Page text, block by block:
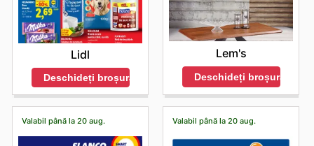
Lidl
Deschideți broșura
Lem's
Deschideți broșura
Valabil până la 20 aug. Valabil până la 20 aug.